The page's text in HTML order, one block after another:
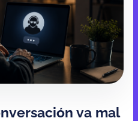
va mal